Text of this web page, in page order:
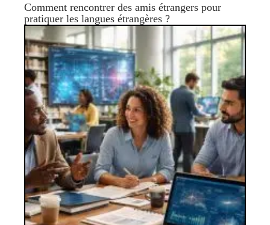
Comment rencontrer des amis étrangers pour
pratiquer les langues étrangères ?